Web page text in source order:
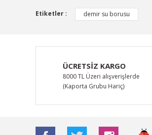
Bu ürünün fiyat bilgisi, resim,
Görüş ve önerileriniz için
Ürün resmi kalitesiz, bozuk
Ürün açıklamasında eksik
Ürün bilgilerinde hatalar
Ürün fiyatı diğer sitelerden daha
Etiketler : demir su borusu
ÜCRETSİZ KARGO
8000 TL Üzeri alışverişlerde
(Kaporta Grubu Hariç)